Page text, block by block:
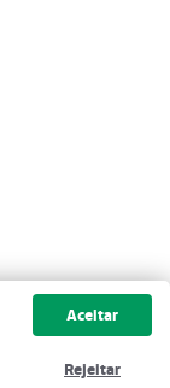
Aceitar
Rejeitar